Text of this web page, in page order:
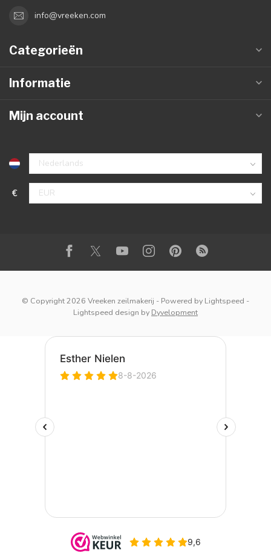
info@vreeken.com
Categorieën
Informatie
Mijn account
€
© Copyright 2026 Vreeken zeilmakerij - Powered by Lightspeed -
Lightspeed design by Dyvelopment